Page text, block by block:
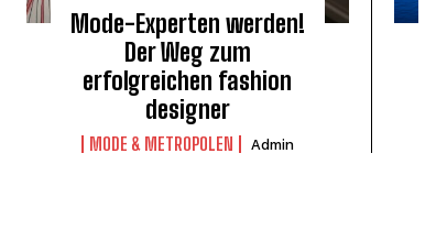
Mode-Experten werden!
Der Weg zum
erfolgreichen fashion
designer
MODE & METROPOLEN Admin